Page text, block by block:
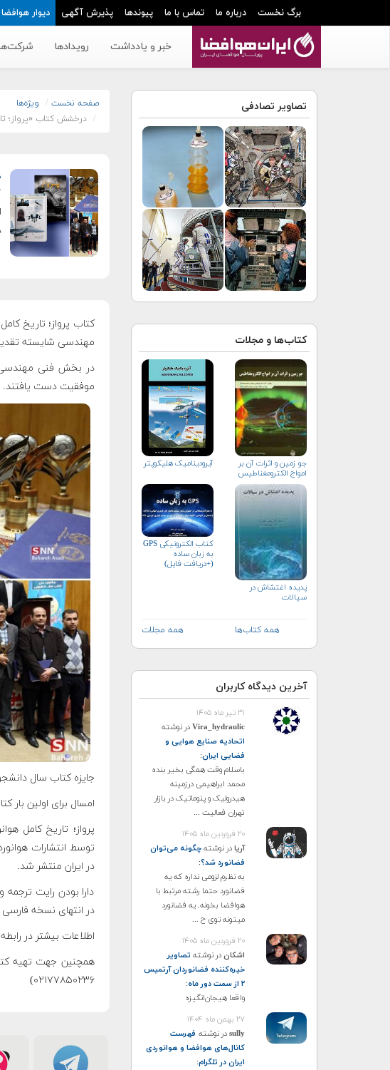
برگ نخست درباره ما تماس با ما پیوندها پذیرش آگهی دیوار هوافضا
خبر و یادداشت رویدادها
تصاویر تصادفی
کتاب‌ها و مجلات
جو زمين و اثرات آن بر
امواج الكترومغناطيس
آیرودینامیک هلیکوپتر
پدیده اغتشاش در
سیالات
کتاب الکترونیکی GPS
به زبان ساده
(+دریافت فایل)
همه کتاب‌ها همه مجلات
آخرین دیدگاه کاربران
۳۱ تیر ماه ۱۴۰۵
Vira_hydraulicدر نوشته
اتحادیه صنایع هوایی و
فضایی ایران:
باسلام وقت همگی بخیر بنده
محمد ابراهیمی درزمینه
هیدرولیک و پنوماتیک در بازار
تهران فعالیت ...
۲۰ فروردین ماه ۱۴۰۵
آریادر نوشتهچگونه می‌توان
فضانورد شد؟:
به نظرم لزومی نداره که یه
فضانورد حتما رشته مرتبط با
هوافضا بخونه. یه فضانورد
میتونه توی ح ...
۲۰ فروردین ماه ۱۴۰۵
اشکاندر نوشته تصاویر
خیره‌کننده فضانوردان آرتمیس
۲ از سمت دور ماه
:
واقعا هیجان‌انگیزه
۲۷ بهمن ماه ۱۴۰۴
sullyدر نوشته فهرست
کانال‌های هوافضا و هوانوردی
ایران در تلگرام:
صفحه نخست
ویژه‌ها
درخشش کتاب «پرواز؛
مهندسی شایسته
موفقیت دست یافتند.
جایزه کتاب سال
امسال برای اولین بار
در ایران منتشر شد.
دارا بودن رایت
در انتهای نسخه
اطلاعات بیشتر در
۰۲۱۷۷۸۵۰۲۳۶)